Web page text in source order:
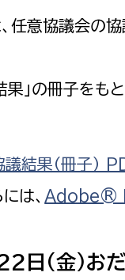
防災対策課
子ども若者部
子ども若者支
、任意協議会の
果」の冊子をも
結果（冊子）
は、 Adobe®
日（金）お